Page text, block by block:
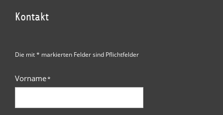
Kontakt
Die mit * markierten Felder sind Pflichtfelder
Vorname*